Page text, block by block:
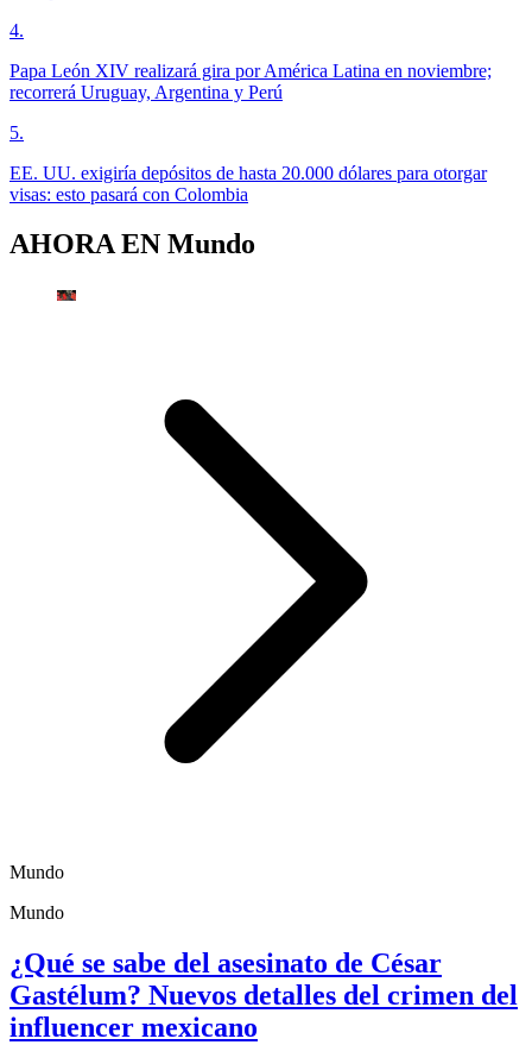
4.
Papa León XIV realizará gira por América Latina en noviembre;
recorrerá Uruguay, Argentina y Perú
5.
EE. UU. exigiría depósitos de hasta 20.000 dólares para otorgar
visas: esto pasará con Colombia
AHORA EN Mundo
Mundo
Mundo
¿Qué se sabe del asesinato de César
Gastélum? Nuevos detalles del crimen del
influencer mexicano